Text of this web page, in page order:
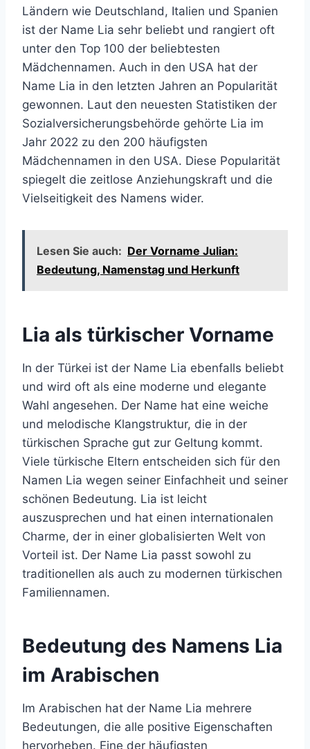
Ländern wie Deutschland, Italien und Spanien
ist der Name Lia sehr beliebt und rangiert oft
unter den Top 100 der beliebtesten
Mädchennamen. Auch in den USA hat der
Name Lia in den letzten Jahren an Popularität
gewonnen. Laut den neuesten Statistiken der
Sozialversicherungsbehörde gehörte Lia im
Jahr 2022 zu den 200 häufigsten
Mädchennamen in den USA. Diese Popularität
spiegelt die zeitlose Anziehungskraft und die
Vielseitigkeit des Namens wider.
Lesen Sie auch: Der Vorname Julian:
Bedeutung, Namenstag und Herkunft
Lia als türkischer Vorname
In der Türkei ist der Name Lia ebenfalls beliebt
und wird oft als eine moderne und elegante
Wahl angesehen. Der Name hat eine weiche
und melodische Klangstruktur, die in der
türkischen Sprache gut zur Geltung kommt.
Viele türkische Eltern entscheiden sich für den
Namen Lia wegen seiner Einfachheit und seiner
schönen Bedeutung. Lia ist leicht
auszusprechen und hat einen internationalen
Charme, der in einer globalisierten Welt von
Vorteil ist. Der Name Lia passt sowohl zu
traditionellen als auch zu modernen türkischen
Familiennamen.
Bedeutung des Namens Lia
im Arabischen
Im Arabischen hat der Name Lia mehrere
Bedeutungen, die alle positive Eigenschaften
hervorheben. Eine der häufigsten